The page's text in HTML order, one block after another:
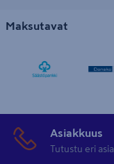
myymälästämme.
Maksutavat
Asiakkuus
Tutustu eri